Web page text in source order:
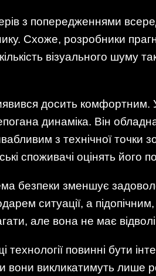
з попередженнями
Схоже, розробники
візуального шуму
досить комфортним.
динаміка. Він
з технічної точки
споживачі оцінять його
безпеки зменшує
ситуації, а
але вона не має
повинні бути
вони викликатимуть лише